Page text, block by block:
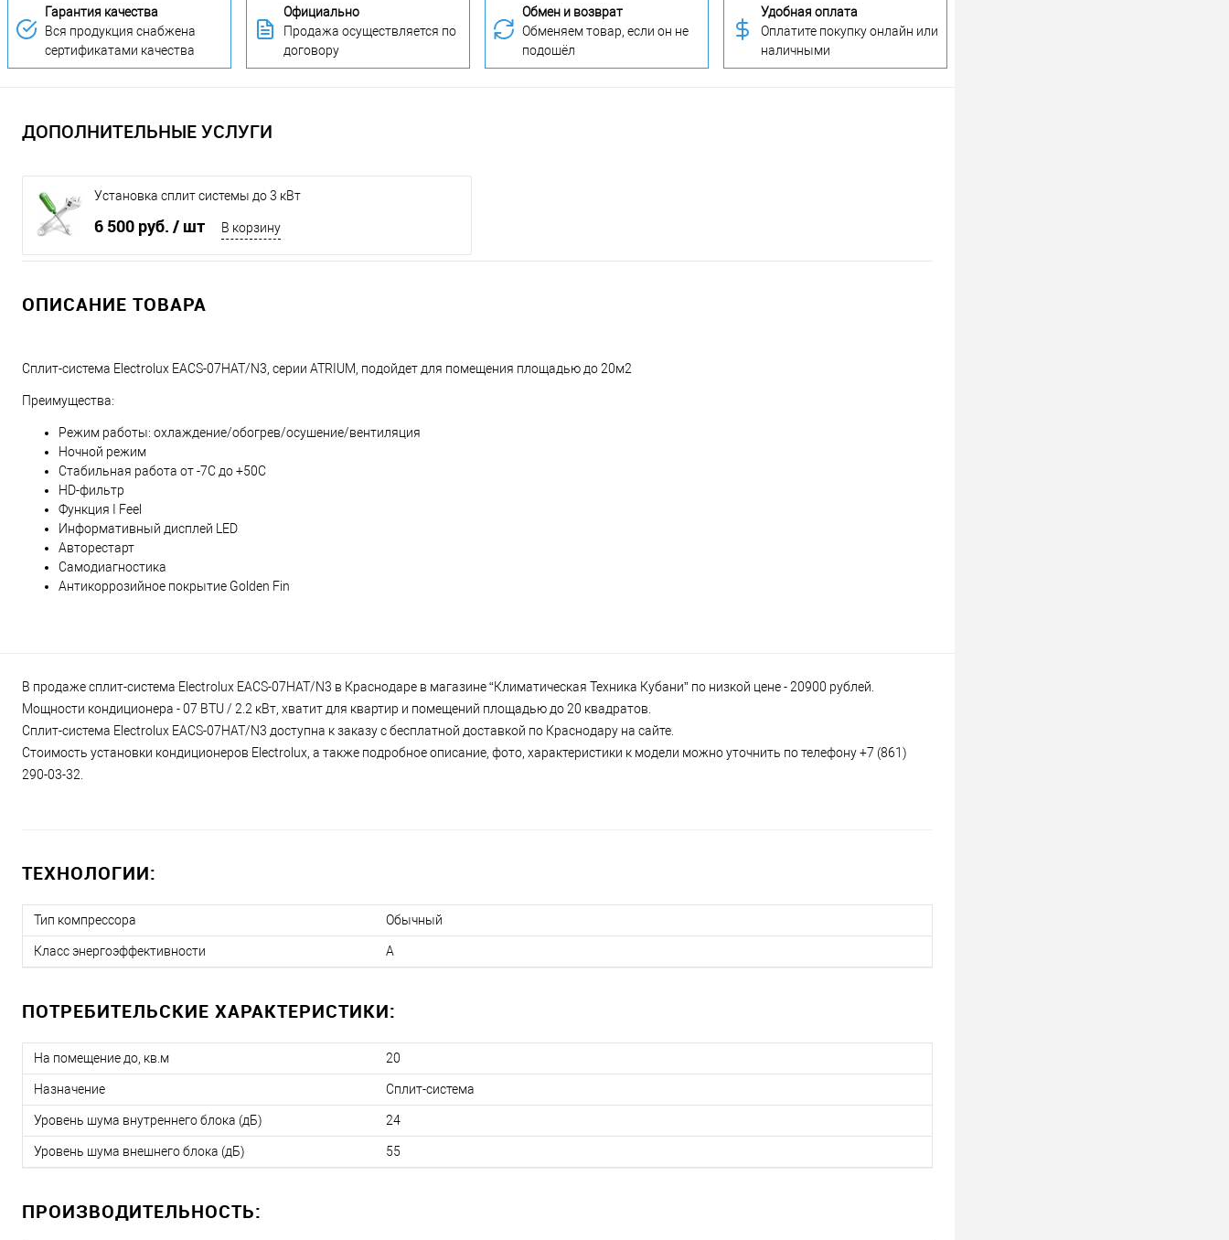
Гарантия качества
Вся продукция снабжена
сертификатами качества
Официально
Продажа осуществляется по
договору
Обмен и возврат
Обменяем товар, если он не
подошёл
Удобная оплата
Оплатите покупку онлайн или
наличными
ДОПОЛНИТЕЛЬНЫЕ УСЛУГИ
Установка сплит системы до 3 кВт
6 500 руб. / шт В корзину
ОПИСАНИЕ ТОВАРА
Сплит-система Electrolux EACS-07HAT/N3, серии ATRIUM, подойдет для помещения площадью до 20м2
Преимущества:
Режим работы: охлаждение/обогрев/осушение/вентиляция
Ночной режим
Стабильная работа от -7С до +50С
HD-фильтр
Функция I Feel
Информативный дисплей LED
Авторестарт
Самодиагностика
Антикоррозийное покрытие Golden Fin
В продаже сплит-система Electrolux EACS-07HAT/N3 в Краснодаре в магазине “Климатическая Техника Кубани” по низкой цене - 20900 рублей.
Мощности кондиционера - 07 BTU / 2.2 кВт, хватит для квартир и помещений площадью до 20 квадратов.
Сплит-система Electrolux EACS-07HAT/N3 доступна к заказу с бесплатной доставкой по Краснодару на сайте.
Стоимость установки кондиционеров Electrolux, а также подробное описание, фото, характеристики к модели можно уточнить по телефону +7 (861)
290-03-32.
ТЕХНОЛОГИИ:
Тип компрессора Обычный
Класс энергоэффективности A
ПОТРЕБИТЕЛЬСКИЕ ХАРАКТЕРИСТИКИ:
На помещение до, кв.м 20
Назначение Сплит-система
Уровень шума внутреннего блока (дБ) 24
Уровень шума внешнего блока (дБ) 55
ПРОИЗВОДИТЕЛЬНОСТЬ: